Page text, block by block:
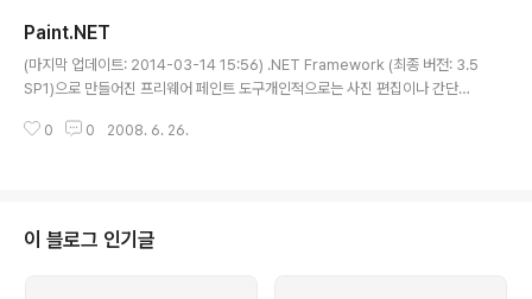
잘 모르겠지만,네이버 검색창에 영문으로 'rjator'이라고 치면 한글 '검색'이라
는 단어가 검색되어 나오는 것을 보고 신기해한 적이 있었는데뭐 대충 그런 용
도로 써먹을 수 있지 않을까 하는 생각이 든다. 다운로드: http://m..
Paint.NET
(마지막 업데이트: 2014-03-14 15:56) .NET Framework (최종 버전: 3.5
SP1)으로 만들어진 프리웨어 페인트 도구개인적으로는 사진 편집이나 간단한
와있고 자동 업데이트된다.페인트샵이나 포토샵에서 쓸 만한 기능 대부분이 그
0 0 2008. 6. 26.
이 블로그 인기글